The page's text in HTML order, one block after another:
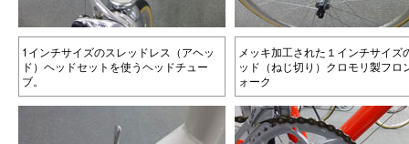
1インチサイズのスレッドレス（アヘッ
ド）ヘッドセットを使うヘッドチュー
ブ。
メッキ加工された１インチサイズ
ッド（ねじ切り）クロモリ製フロ
ォーク